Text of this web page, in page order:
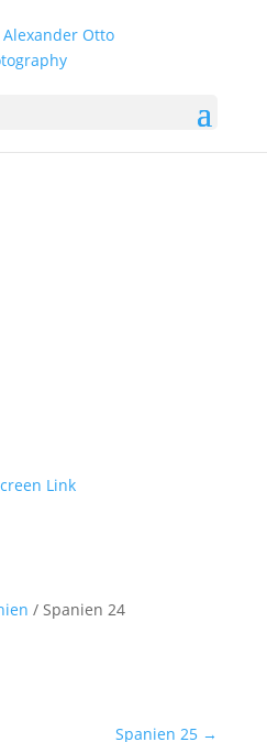
Link
/ Spanien 24
Spanien 25 →